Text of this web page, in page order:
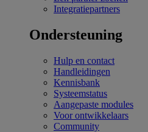
Integratiepartners
Ondersteuning
Hulp en contact
Handleidingen
Kennisbank
Systeemstatus
Aangepaste modules
Voor ontwikkelaars
Community